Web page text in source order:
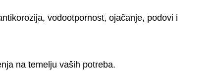
vodootpornost, ojačanje, podovi i
na temelju vaših potreba.